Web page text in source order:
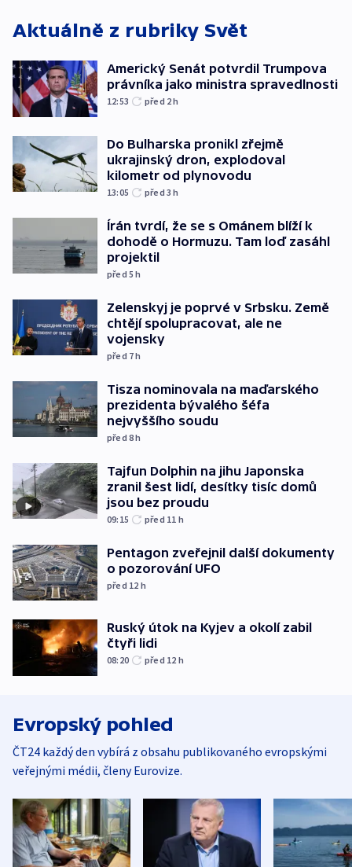
Aktuálně z rubriky Svět
Americký Senát potvrdil Trumpova
právníka jako ministra spravedlnosti
12:53 před 2h
Do Bulharska pronikl zřejmě
ukrajinský dron, explodoval
kilometr od plynovodu
13:05 před 3h
Írán tvrdí, že se s Ománem blíží k
dohodě o Hormuzu. Tam loď zasáhl
projektil
před 5h
Zelenskyj je poprvé v Srbsku. Země
chtějí spolupracovat, ale ne
vojensky
před 7h
Tisza nominovala na maďarského
prezidenta bývalého šéfa
nejvyššího soudu
před 8h
Tajfun Dolphin na jihu Japonska
zranil šest lidí, desítky tisíc domů
jsou bez proudu
09:15 před 11 h
Pentagon zveřejnil další dokumenty
o pozorování UFO
před 12 h
Ruský útok na Kyjev a okolí zabil
čtyři lidi
08:20 před 12 h
Evropský pohled
ČT24 každý den vybírá z obsahu publikovaného evropskými
veřejnými médii, členy Eurovize.